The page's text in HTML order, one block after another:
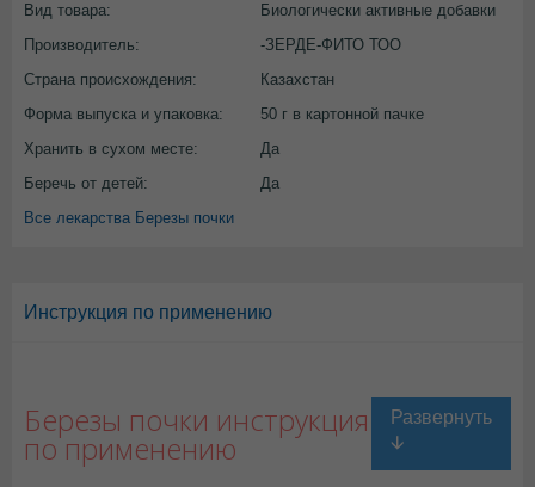
Вид товара:
Биологически активные добавки
Производитель:
-ЗЕРДЕ-ФИТО ТОО
Страна происхождения:
Казахстан
Форма выпуска и упаковка:
50 г в картонной пачке
Хранить в сухом месте:
Да
Беречь от детей:
Да
Все лекарства Березы почки
Инструкция по применению
Березы почки инструкция
по применению